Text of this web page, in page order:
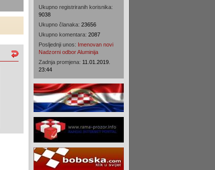
Ukupno registriranih korisnika:
9038
Ukupno članaka: 23656
Ukupno komentara: 2087
Posljednji unos: Imenovan novi
Nadzorni odbor Aluminija
Zadnja promjena: 11.01.2019.
23:44